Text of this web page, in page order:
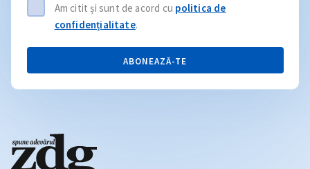
Am citit și sunt de acord cu politica de
confidențialitate.
ABONEAZĂ-TE